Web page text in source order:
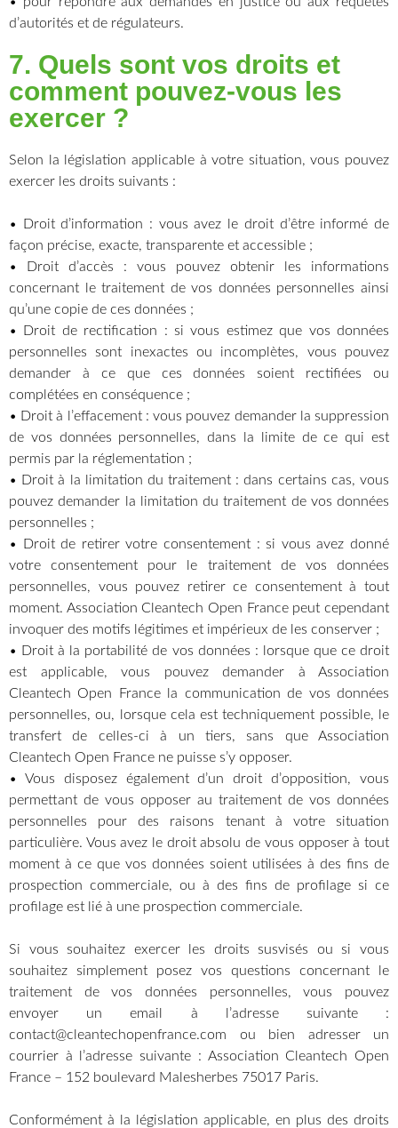
d’autorités et de régulateurs.
7. Quels sont vos droits et
comment pouvez-vous les
exercer ?
Selon la législation applicable à votre situation, vous pouvez
exercer les droits suivants :
• Droit d’information : vous avez le droit d’être informé de
façon précise, exacte, transparente et accessible ;
• Droit d’accès : vous pouvez obtenir les informations
concernant le traitement de vos données personnelles ainsi
qu’une copie de ces données ;
• Droit de rectification : si vous estimez que vos données
personnelles sont inexactes ou incomplètes, vous pouvez
demander à ce que ces données soient rectifiées ou
complétées en conséquence ;
• Droit à l’effacement : vous pouvez demander la suppression
de vos données personnelles, dans la limite de ce qui est
permis par la réglementation ;
• Droit à la limitation du traitement : dans certains cas, vous
pouvez demander la limitation du traitement de vos données
personnelles ;
• Droit de retirer votre consentement : si vous avez donné
votre consentement pour le traitement de vos données
personnelles, vous pouvez retirer ce consentement à tout
moment. Association Cleantech Open France peut cependant
invoquer des motifs légitimes et impérieux de les conserver ;
• Droit à la portabilité de vos données : lorsque que ce droit
est applicable, vous pouvez demander à Association
Cleantech Open France la communication de vos données
personnelles, ou, lorsque cela est techniquement possible, le
transfert de celles-ci à un tiers, sans que Association
Cleantech Open France ne puisse s’y opposer.
• Vous disposez également d’un droit d’opposition, vous
permettant de vous opposer au traitement de vos données
personnelles pour des raisons tenant à votre situation
particulière. Vous avez le droit absolu de vous opposer à tout
moment à ce que vos données soient utilisées à des fins de
prospection commerciale, ou à des fins de profilage si ce
profilage est lié à une prospection commerciale.
Si vous souhaitez exercer les droits susvisés ou si vous
souhaitez simplement posez vos questions concernant le
traitement de vos données personnelles, vous pouvez
envoyer un email à l’adresse suivante :
contact@cleantechopenfrance.com ou bien adresser un
courrier à l’adresse suivante : Association Cleantech Open
France – 152 boulevard Malesherbes 75017 Paris.
Conformément à la législation applicable, en plus des droits